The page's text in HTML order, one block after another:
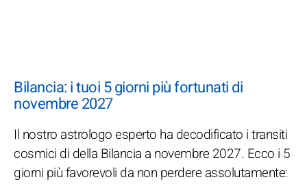
Bilancia: i tuoi 5 giorni più fortunati di
novembre 2027
Il nostro astrologo esperto ha decodificato i transiti
cosmici di della Bilancia a novembre 2027. Ecco i 5
giorni più favorevoli da non perdere assolutamente: